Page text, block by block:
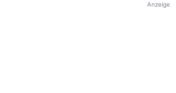
Anzeige